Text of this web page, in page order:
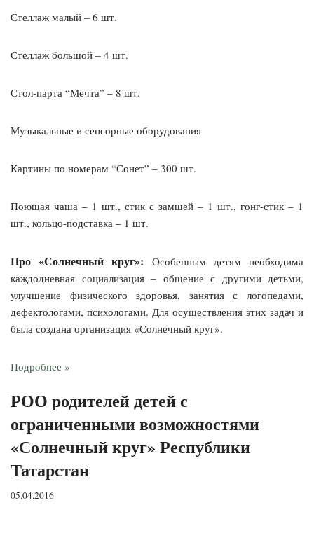
Стеллаж малый – 6 шт.
Стеллаж большой – 4 шт.
Стол-парта “Мечта” – 8 шт.
Музыкальные и сенсорные оборудования
Картины по номерам “Сонет” – 300 шт.
Поющая чаша – 1 шт., стик с замшей – 1 шт., гонг-стик – 1
шт., кольцо-подставка – 1 шт.
Про «Солнечный круг»: Особенным детям необходима
каждодневная социализация – общение с другими детьми,
улучшение физического здоровья, занятия с логопедами,
дефектологами, психологами. Для осуществления этих задач и
была создана организация «Солнечный круг».
Подробнее »
РОО родителей детей с
ограниченными возможностями
«Солнечный круг» Республики
Татарстан
05.04.2016